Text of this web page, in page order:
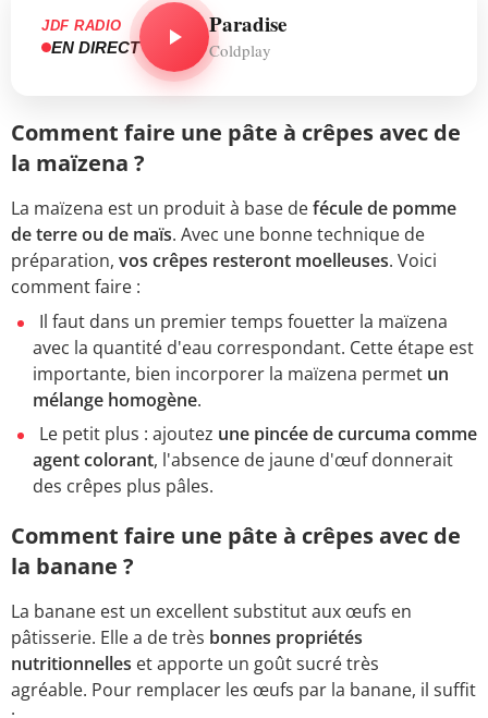
JDF RADIO
EN DIRECT
Paradise
Coldplay
Comment faire une pâte à crêpes avec de
la maïzena ?
La maïzena est un produit à base defécule de pomme
de terre ou de maïs. Avec une bonne technique de
préparation, vos crêpes resteront moelleuses. Voici
comment faire :
Il faut dans un premier temps fouetter la maïzena
avec la quantité d'eau correspondant. Cette étape est
importante, bien incorporer la maïzena permet un
mélange homogène.
Le petit plus : ajoutez une pincée de curcuma comme
agent colorant, l'absence de jaune d'œuf donnerait
des crêpes plus pâles.
Comment faire une pâte à crêpes avec de
la banane ?
La banane est un excellent substitut aux œufs en
pâtisserie. Elle a de très bonnes propriétés
nutritionnelles et apporte un goût sucré très
agréable. Pour remplacer les œufs par la banane, il suffit